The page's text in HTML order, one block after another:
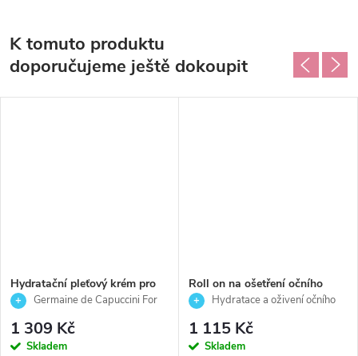
K tomuto produktu
doporučujeme ještě dokoupit
Hydratační pleťový krém pro
muže - FOR MEN - Germaine
Germaine de Capuccini For
hydratační krém 50 ml pro muže
1 309 Kč
Skladem
Roll on na ošetření očního
okolí pro muže -FOR MEN -
Hydratace a oživení očního
1 115 Kč
Skladem